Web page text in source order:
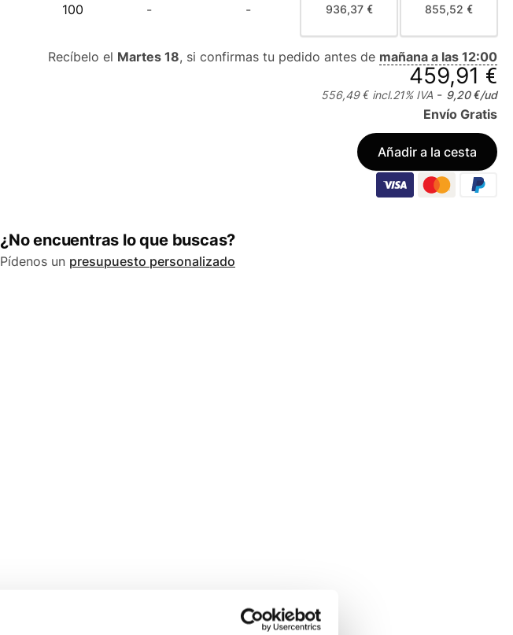
100 - - 936,37 € 855,52 €
Recíbelo el Martes 18, si confirmas tu pedido antes de mañana a las 12:00
459,91 €
556,49 € incl.21% IVA - 9,20 €/ud
Envío Gratis
Añadir a la cesta
¿No encuentras lo que buscas?
Pídenos un presupuesto personalizado